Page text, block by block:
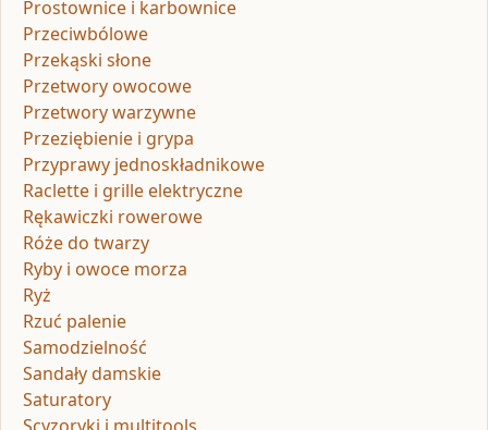
Prostownice i karbownice
Przeciwbólowe
Przekąski słone
Przetwory owocowe
Przetwory warzywne
Przeziębienie i grypa
Przyprawy jednoskładnikowe
Raclette i grille elektryczne
Rękawiczki rowerowe
Róże do twarzy
Ryby i owoce morza
Ryż
Rzuć palenie
Samodzielność
Sandały damskie
Saturatory